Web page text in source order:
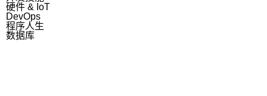
硬件 & IoT
DevOps
程序人生
数据库